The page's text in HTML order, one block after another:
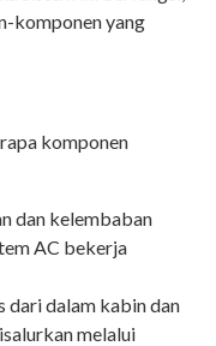
komponen yang
komponen
dan kelembaban
AC bekerja
dari dalam kabin dan
melalui